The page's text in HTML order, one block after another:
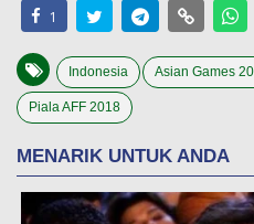
1
Indonesia Asian Games
Piala AFF 2018